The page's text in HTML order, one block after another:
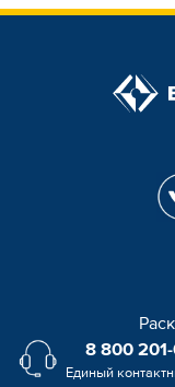
8 800 201-
Единый